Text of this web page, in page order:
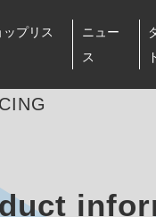
ップリス
ニュー
ス